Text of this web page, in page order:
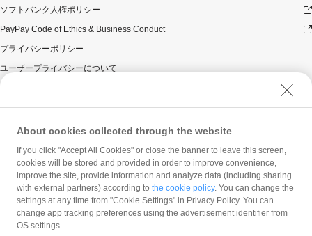
ソフトバンク人権ポリシー
PayPay Code of Ethics & Business Conduct
プライバシーポリシー
ユーザープライバシーについて
ウェブサイト利用規約
反社会的勢力に対する方針
勧誘方針
マネロン等基本方針
カスタマーハラスメントに関する当社の考え方
About cookies collected through the website
If you click "Accept All Cookies" or close the banner to leave this screen,
cookies will be stored and provided in order to improve convenience,
improve the site, provide information and analyze data (including sharing
with external partners) according to the cookie policy. You can change the
settings at any time from "Cookie Settings" in Privacy Policy. You can
change app tracking preferences using the advertisement identifier from
OS settings.